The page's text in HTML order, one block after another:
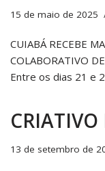
15 de maio de 2025
CUIABÁ RECEBE
COLABORATIVO
Entre os dias 21 e
13 de setembro de